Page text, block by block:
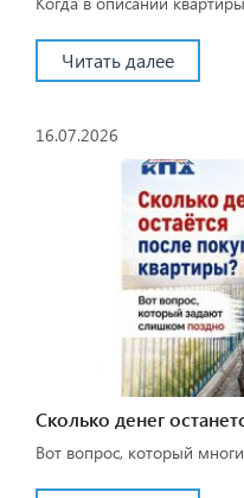
Читать далее
16.07.2026
Сколько денег
Вот вопрос, который